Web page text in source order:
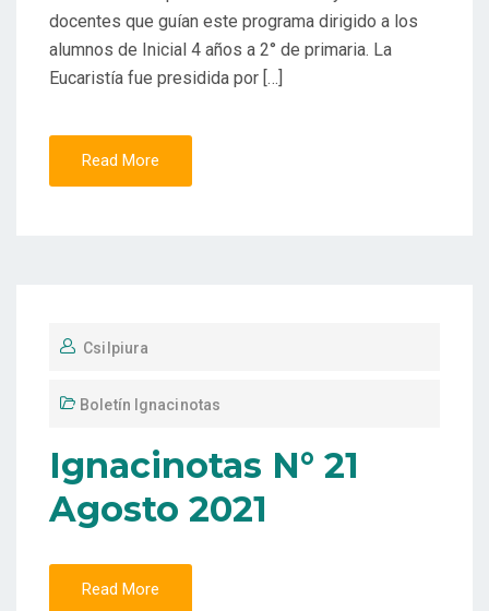
docentes que guían este programa dirigido a los
alumnos de Inicial 4 años a 2° de primaria. La
Eucaristía fue presidida por […]
Read More
Csilpiura
Boletín Ignacinotas
Ignacinotas N° 21
Agosto 2021
Read More